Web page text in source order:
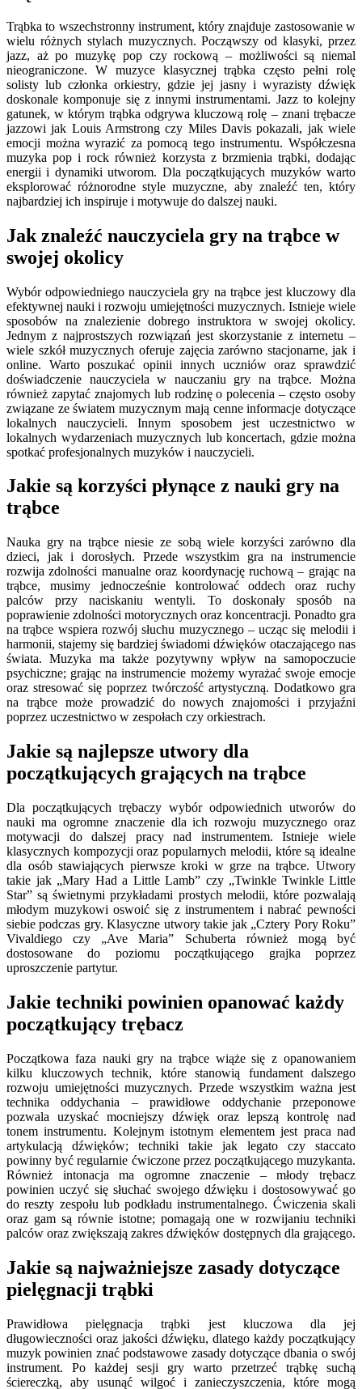
Trąbka to wszechstronny instrument, który znajduje zastosowanie w
wielu różnych stylach muzycznych. Począwszy od klasyki, przez
jazz, aż po muzykę pop czy rockową – możliwości są niemal
nieograniczone. W muzyce klasycznej trąbka często pełni rolę
solisty lub członka orkiestry, gdzie jej jasny i wyrazisty dźwięk
doskonale komponuje się z innymi instrumentami. Jazz to kolejny
gatunek, w którym trąbka odgrywa kluczową rolę – znani trębacze
jazzowi jak Louis Armstrong czy Miles Davis pokazali, jak wiele
emocji można wyrazić za pomocą tego instrumentu. Współczesna
muzyka pop i rock również korzysta z brzmienia trąbki, dodając
energii i dynamiki utworom. Dla początkujących muzyków warto
eksplorować różnorodne style muzyczne, aby znaleźć ten, który
najbardziej ich inspiruje i motywuje do dalszej nauki.
Jak znaleźć nauczyciela gry na trąbce w
swojej okolicy
Wybór odpowiedniego nauczyciela gry na trąbce jest kluczowy dla
efektywnej nauki i rozwoju umiejętności muzycznych. Istnieje wiele
sposobów na znalezienie dobrego instruktora w swojej okolicy.
Jednym z najprostszych rozwiązań jest skorzystanie z internetu –
wiele szkół muzycznych oferuje zajęcia zarówno stacjonarne, jak i
online. Warto poszukać opinii innych uczniów oraz sprawdzić
doświadczenie nauczyciela w nauczaniu gry na trąbce. Można
również zapytać znajomych lub rodzinę o polecenia – często osoby
związane ze światem muzycznym mają cenne informacje dotyczące
lokalnych nauczycieli. Innym sposobem jest uczestnictwo w
lokalnych wydarzeniach muzycznych lub koncertach, gdzie można
spotkać profesjonalnych muzyków i nauczycieli.
Jakie są korzyści płynące z nauki gry na
trąbce
Nauka gry na trąbce niesie ze sobą wiele korzyści zarówno dla
dzieci, jak i dorosłych. Przede wszystkim gra na instrumencie
rozwija zdolności manualne oraz koordynację ruchową – grając na
trąbce, musimy jednocześnie kontrolować oddech oraz ruchy
palców przy naciskaniu wentyli. To doskonały sposób na
poprawienie zdolności motorycznych oraz koncentracji. Ponadto gra
na trąbce wspiera rozwój słuchu muzycznego – ucząc się melodii i
harmonii, stajemy się bardziej świadomi dźwięków otaczającego nas
świata. Muzyka ma także pozytywny wpływ na samopoczucie
psychiczne; grając na instrumencie możemy wyrażać swoje emocje
oraz stresować się poprzez twórczość artystyczną. Dodatkowo gra
na trąbce może prowadzić do nowych znajomości i przyjaźni
poprzez uczestnictwo w zespołach czy orkiestrach.
Jakie są najlepsze utwory dla
początkujących grających na trąbce
Dla początkujących trębaczy wybór odpowiednich utworów do
nauki ma ogromne znaczenie dla ich rozwoju muzycznego oraz
motywacji do dalszej pracy nad instrumentem. Istnieje wiele
klasycznych kompozycji oraz popularnych melodii, które są idealne
dla osób stawiających pierwsze kroki w grze na trąbce. Utwory
takie jak „Mary Had a Little Lamb” czy „Twinkle Twinkle Little
Star” są świetnymi przykładami prostych melodii, które pozwalają
młodym muzykowi oswoić się z instrumentem i nabrać pewności
siebie podczas gry. Klasyczne utwory takie jak „Cztery Pory Roku”
Vivaldiego czy „Ave Maria” Schuberta również mogą być
dostosowane do poziomu początkującego grajka poprzez
uproszczenie partytur.
Jakie techniki powinien opanować każdy
początkujący trębacz
Początkowa faza nauki gry na trąbce wiąże się z opanowaniem
kilku kluczowych technik, które stanowią fundament dalszego
rozwoju umiejętności muzycznych. Przede wszystkim ważna jest
technika oddychania – prawidłowe oddychanie przeponowe
pozwala uzyskać mocniejszy dźwięk oraz lepszą kontrolę nad
tonem instrumentu. Kolejnym istotnym elementem jest praca nad
artykulacją dźwięków; techniki takie jak legato czy staccato
powinny być regularnie ćwiczone przez początkującego muzykanta.
Również intonacja ma ogromne znaczenie – młody trębacz
powinien uczyć się słuchać swojego dźwięku i dostosowywać go
do reszty zespołu lub podkładu instrumentalnego. Ćwiczenia skali
oraz gam są równie istotne; pomagają one w rozwijaniu techniki
palców oraz zwiększają zakres dźwięków dostępnych dla grającego.
Jakie są najważniejsze zasady dotyczące
pielęgnacji trąbki
Prawidłowa pielęgnacja trąbki jest kluczowa dla jej
długowieczności oraz jakości dźwięku, dlatego każdy początkujący
muzyk powinien znać podstawowe zasady dotyczące dbania o swój
instrument. Po każdej sesji gry warto przetrzeć trąbkę suchą
ściereczką, aby usunąć wilgoć i zanieczyszczenia, które mogą